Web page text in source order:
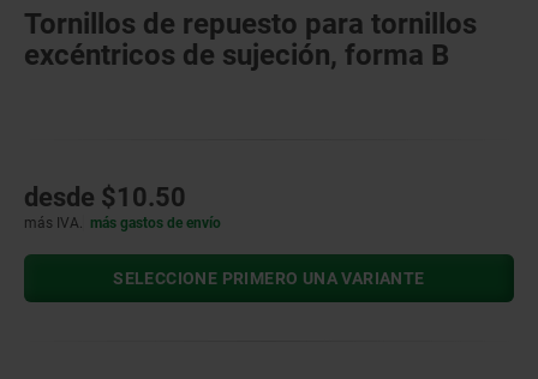
Tornillos de repuesto para tornillos
excéntricos de sujeción, forma B
desde $10.50
más IVA. más gastos de envío
SELECCIONE PRIMERO UNA VARIANTE